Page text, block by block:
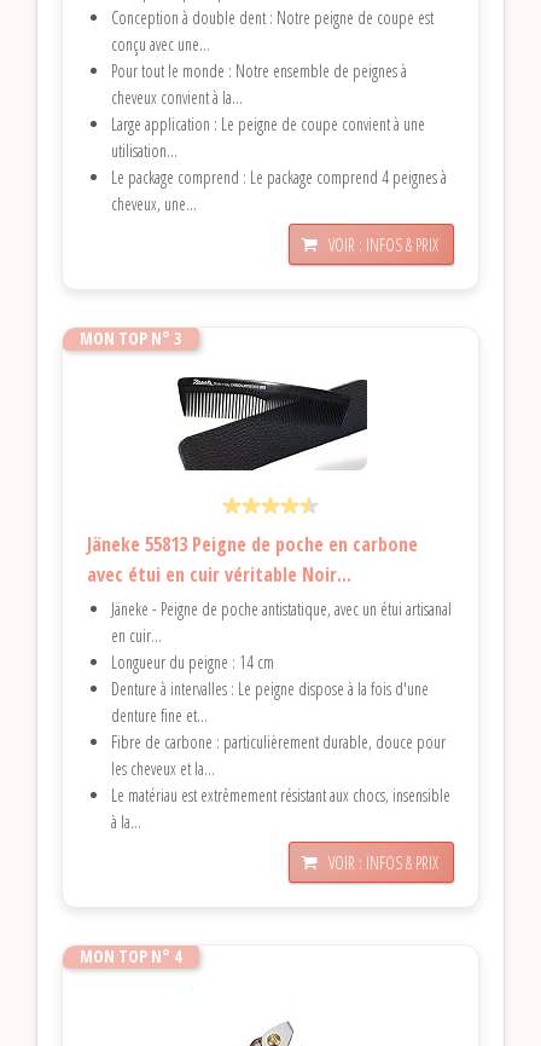
Conception à double dent : Notre peigne de coupe est
conçu avec une...
Pour tout le monde : Notre ensemble de peignes à
cheveux convient à la...
Large application : Le peigne de coupe convient à une
utilisation...
Le package comprend : Le package comprend 4 peignes à
cheveux, une...
VOIR : INFOS & PRIX
MON TOP N° 3
Jäneke 55813 Peigne de poche en carbone
avec étui en cuir véritable Noir...
Jäneke - Peigne de poche antistatique, avec un étui artisanal
en cuir...
Longueur du peigne : 14 cm
Denture à intervalles : Le peigne dispose à la fois d'une
denture fine et...
Fibre de carbone : particulièrement durable, douce pour
les cheveux et la...
Le matériau est extrêmement résistant aux chocs, insensible
à la...
VOIR : INFOS & PRIX
MON TOP N° 4